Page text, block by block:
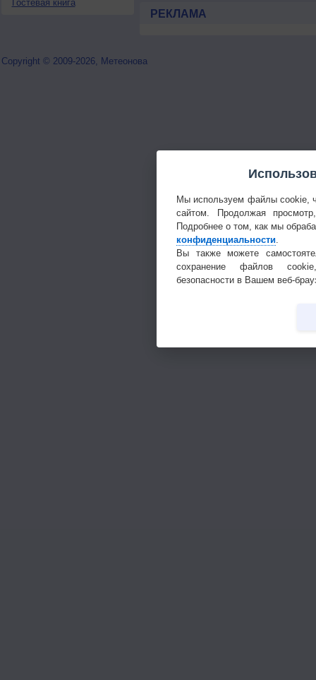
Гостевая книга
РЕКЛАМА
Copyright © 2009-2026, Метеонова
Мы используем файлы cookie,
сайтом. Продолжая
Подробнее о том, как мы
конфиденциальности
Вы также можете
сохранение файлов
безопасности в Вашем веб-